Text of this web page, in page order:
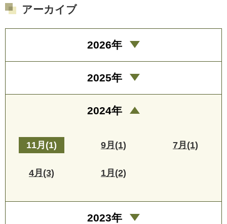
アーカイブ
2026年
2025年
2024年
11月(1) 9月(1) 7月(1)
4月(3) 1月(2)
2023年